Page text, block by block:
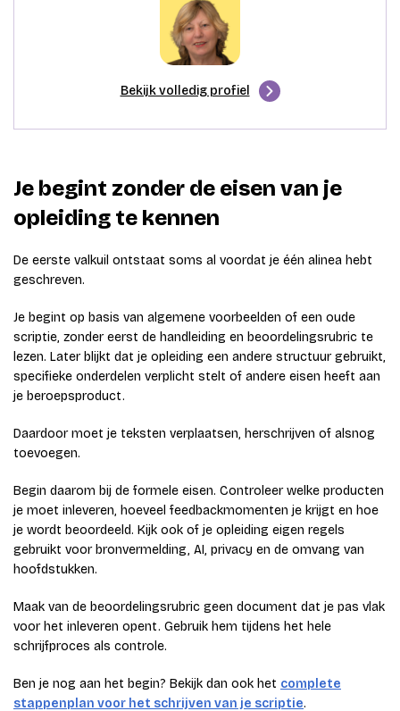
Bekijk volledig profiel
Je begint zonder de eisen van je
opleiding te kennen
De eerste valkuil ontstaat soms al voordat je één alinea hebt
geschreven.
Je begint op basis van algemene voorbeelden of een oude
scriptie, zonder eerst de handleiding en beoordelingsrubric te
lezen. Later blijkt dat je opleiding een andere structuur gebruikt,
specifieke onderdelen verplicht stelt of andere eisen heeft aan
je beroepsproduct.
Daardoor moet je teksten verplaatsen, herschrijven of alsnog
toevoegen.
Begin daarom bij de formele eisen. Controleer welke producten
je moet inleveren, hoeveel feedbackmomenten je krijgt en hoe
je wordt beoordeeld. Kijk ook of je opleiding eigen regels
gebruikt voor bronvermelding, AI, privacy en de omvang van
hoofdstukken.
Maak van de beoordelingsrubric geen document dat je pas vlak
voor het inleveren opent. Gebruik hem tijdens het hele
schrijfproces als controle.
Ben je nog aan het begin? Bekijk dan ook het complete
stappenplan voor het schrijven van je scriptie.